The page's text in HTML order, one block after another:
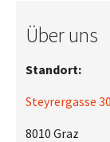
Über uns
Standort:
Steyrergasse
8010 Graz